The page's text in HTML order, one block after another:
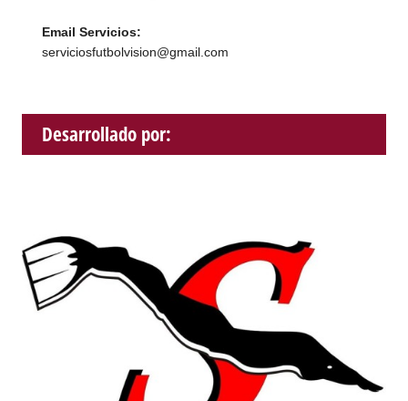
Email Servicios:
serviciosfutbolvision@gmail.com
Desarrollado por: